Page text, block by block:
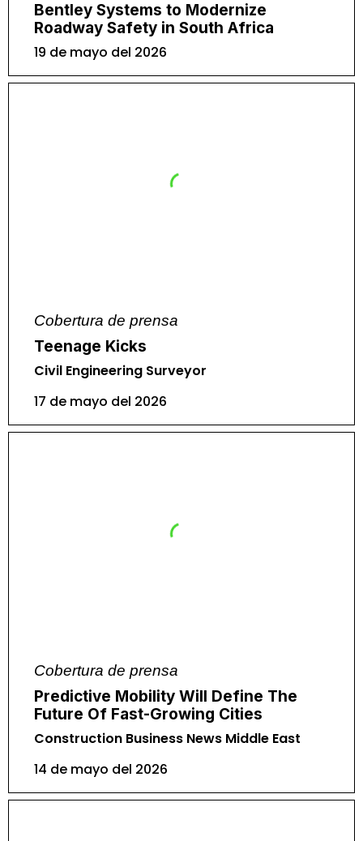
Bentley Systems to Modernize
Roadway Safety in South Africa
19 de mayo del 2026
Cobertura de prensa
Teenage Kicks
Civil Engineering Surveyor
17 de mayo del 2026
Cobertura de prensa
Predictive Mobility Will Define The
Future Of Fast-Growing Cities
Construction Business News Middle East
14 de mayo del 2026